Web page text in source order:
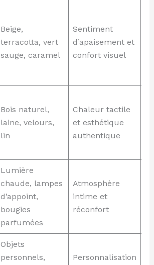
Beige,
terracotta, vert
sauge, caramel
Sentiment
d’apaisement et
confort visuel
Bois naturel,
laine, velours,
lin
Chaleur tactile
et esthétique
authentique
Lumière
chaude, lampes
d’appoint,
bougies
parfumées
Atmosphère
intime et
réconfort
Objets
personnels,
Personnalisation